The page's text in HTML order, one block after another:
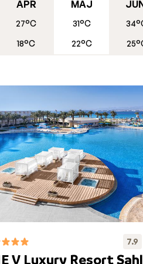
livet under havsytan.
miljö och vackra
till en av de många
av urgamla traditioner, rika
kryddiga rätter och
en traditionell middag i en
Egyptens mat att
APR
27°C
18°C
MAJ
31°C
22°C
7.9
V Luxury Resort Sahl